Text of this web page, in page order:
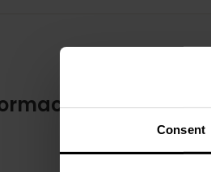
Consent
práctica